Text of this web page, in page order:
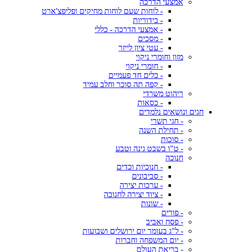
אמצעי הדרכה
- לוחות שעם לוחות מחיקים ופליפצ'ארט
- בידוריות
- אמצעי הדרכה - כללי
- מסכים
- עטי ציון לייזר
מזון וחומרי ניקוי
- חומרי ניקוי
- כלים חד פעמיים
- קפה תה סוכר וחלב עמיד
ריהוט משרדי
- כסאות
חגים ונושאים נלמדים
- חגי תשרי
- תחילת השנה
- סוכות
- ט"ו בשבט גינה וטבע
חנוכה
- חנוכיות וכדים
- סביבונים
- ערכות יצירה
- ציוד יצירה לחנוכה
- שונות
- פורים
- פסח ואביב
- ל"ג בעומר יום ירושלים ושבועות
- יום המשפחה וחברות
- בריאת העולם